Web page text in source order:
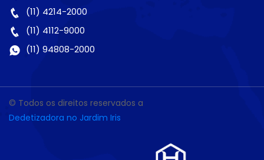
(11) 4214-2000
(11) 4112-9000
(11) 94808-2000
© Todos os direitos reservados a
Dedetizadora no Jardim Iris